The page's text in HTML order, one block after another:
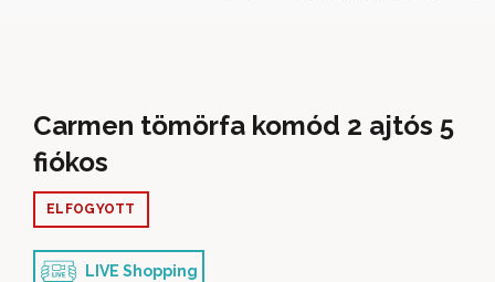
Carmen tömörfa komód 2 ajtós 5
fiókos
ELFOGYOTT
LIVE Shopping